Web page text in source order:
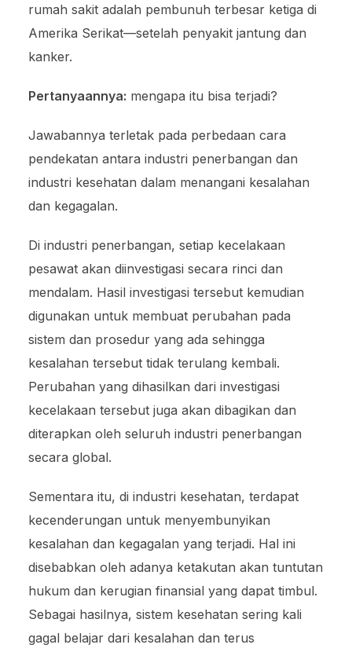
rumah sakit adalah pembunuh terbesar ketiga di
Amerika Serikat—setelah penyakit jantung dan
kanker.
Pertanyaannya: mengapa itu bisa terjadi?
Jawabannya terletak pada perbedaan cara
pendekatan antara industri penerbangan dan
industri kesehatan dalam menangani kesalahan
dan kegagalan.
Di industri penerbangan, setiap kecelakaan
pesawat akan diinvestigasi secara rinci dan
mendalam. Hasil investigasi tersebut kemudian
digunakan untuk membuat perubahan pada
sistem dan prosedur yang ada sehingga
kesalahan tersebut tidak terulang kembali.
Perubahan yang dihasilkan dari investigasi
kecelakaan tersebut juga akan dibagikan dan
diterapkan oleh seluruh industri penerbangan
secara global.
Sementara itu, di industri kesehatan, terdapat
kecenderungan untuk menyembunyikan
kesalahan dan kegagalan yang terjadi. Hal ini
disebabkan oleh adanya ketakutan akan tuntutan
hukum dan kerugian finansial yang dapat timbul.
Sebagai hasilnya, sistem kesehatan sering kali
gagal belajar dari kesalahan dan terus